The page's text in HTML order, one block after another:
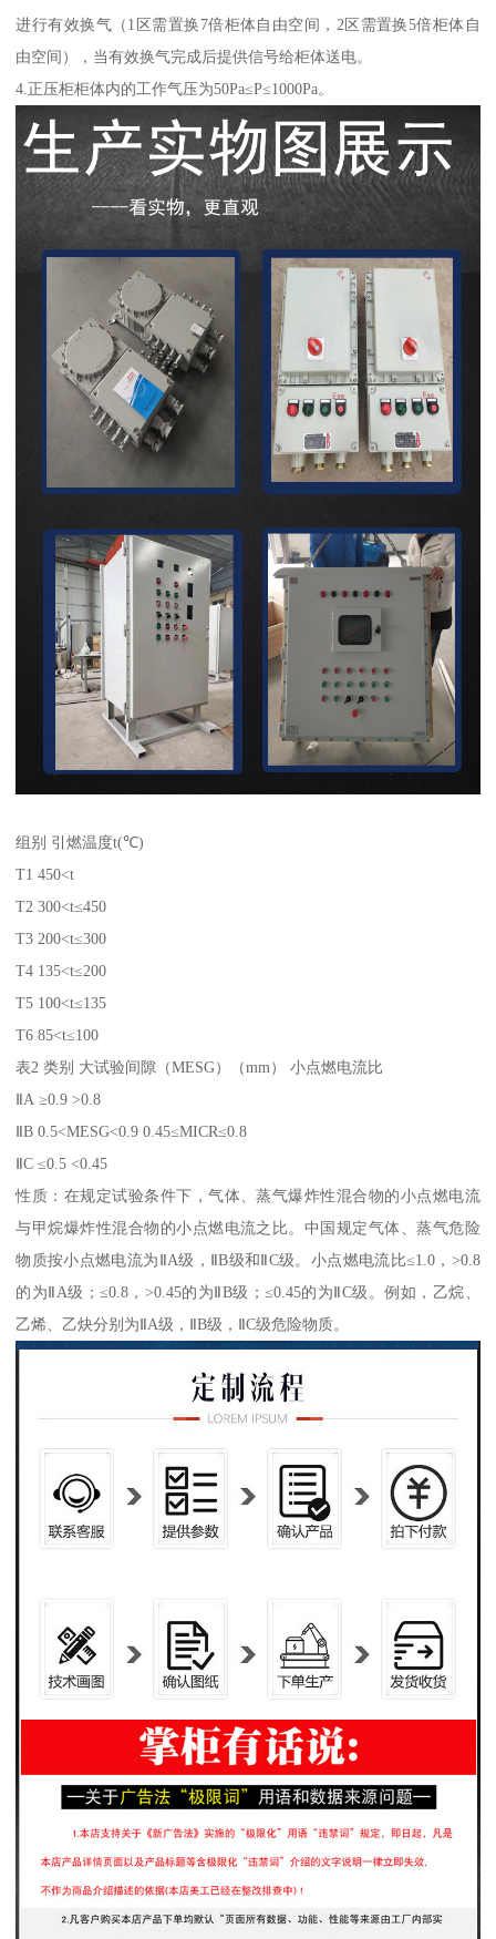
进行有效换气（1区需置换7倍柜体自由空间，2区需置换5倍柜体自
由空间），当有效换气完成后提供信号给柜体送电。
4.正压柜柜体内的工作气压为50Pa≤P≤1000Pa。
组别 引燃温度t(℃)
T1 450<t
T2 300<t≤450
T3 200<t≤300
T4 135<t≤200
T5 100<t≤135
T6 85<t≤100
表2 类别 大试验间隙（MESG）（mm） 小点燃电流比
ⅡA ≥0.9 >0.8
ⅡB 0.5<MESG<0.9 0.45≤MICR≤0.8
ⅡC ≤0.5 <0.45
性质：在规定试验条件下，气体、蒸气爆炸性混合物的小点燃电流
与甲烷爆炸性混合物的小点燃电流之比。中国规定气体、蒸气危险
物质按小点燃电流为ⅡA级，ⅡB级和ⅡC级。小点燃电流比≤1.0，>0.8
的为ⅡA级；≤0.8，>0.45的为ⅡB级；≤0.45的为ⅡC级。例如，乙烷、
乙烯、乙炔分别为ⅡA级，ⅡB级，ⅡC级危险物质。